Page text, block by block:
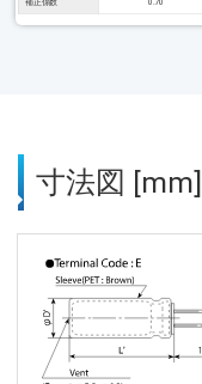
補正係数 0.70
寸法図 [mm]